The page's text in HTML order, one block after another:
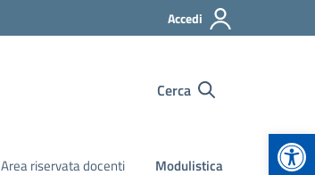
Accedi
Cerca
Area riservata docenti Modulistica